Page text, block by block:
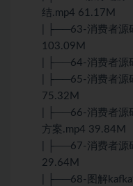
结.mp4 61.17M
| ├──63-消费者源
103.09M
| ├──64-消费者源
| ├──65-消费者源
75.32M
| ├──66-消费者源
方案.mp4 39.84M
| ├──67-消费者源
29.64M
| ├──68-图解